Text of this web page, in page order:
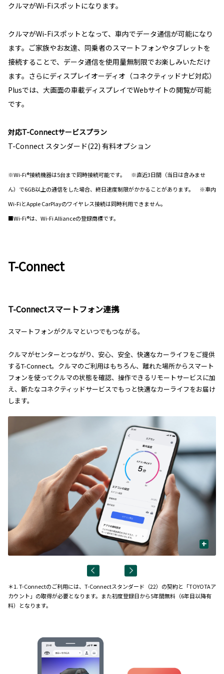
クルマがWi-Fiスポットになります。
クルマがWi-Fiスポットとなって、車内でデータ通信が可能になり
ます。ご家族やお友達、同乗者のスマートフォンやタブレットを
接続することで、データ通信を使用量無制限でお楽しみいただけ
ます。さらにディスプレイオーディオ（コネクティッドナビ対応）
Plusでは、大画面の車載ディスプレイでWebサイトの閲覧が可能
です。
対応T-Connectサービスプラン
T-Connect スタンダード(22) 有料オプション
※Wi-Fi®接続機器は5台まで同時接続可能です。 ※直近3日間（当日は含みませ
ん）で6GB以上の通信をした場合、終日速度制限がかかることがあります。 ※車内
Wi-FiとApple CarPlayのワイヤレス接続は同時利用できません。
■Wi-Fi®は、Wi-Fi Allianceの登録商標です。
T-Connect
T-Connectスマートフォン連携
スマートフォンがクルマといつでもつながる。
クルマがセンターとつながり、安心、安全、快適なカーライフをご提供
するT-Connect。クルマのご利用はもちろん、離れた場所からスマート
フォンを使ってクルマの状態を確認、操作できるリモートサービスに加
え、新たなコネクティッドサービスでもっと快適なカーライフをお届け
します。
+
＊1. T-Connectのご利用には、T-Connectスタンダード（22）の契約と「TOYOTAア
カウント」の取得が必要となります。また初度登録日から5年間無料（6年目以降有
料）となります。